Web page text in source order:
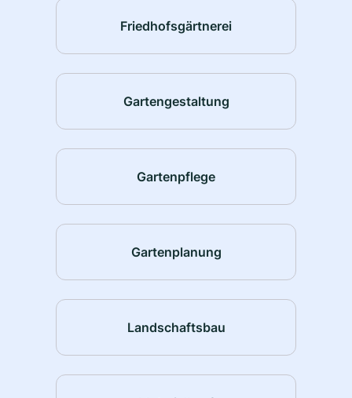
Friedhofsgärtnerei
Gartengestaltung
Gartenpflege
Gartenplanung
Landschaftsbau